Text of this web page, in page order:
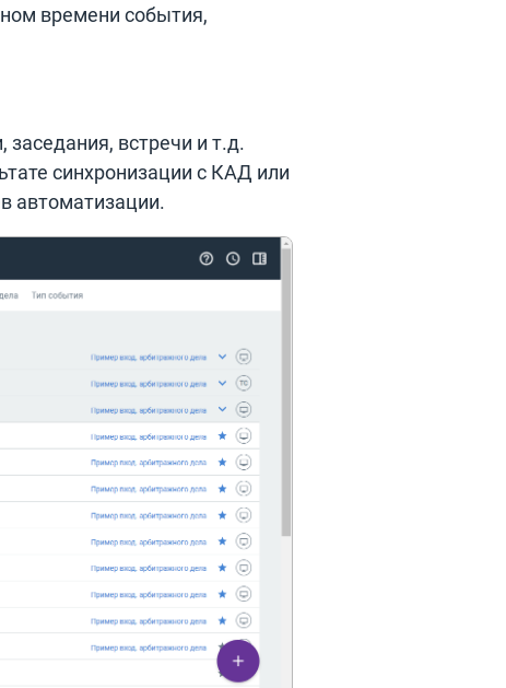
времени события,
встречи и т.д.
синхронизации с КАД или
автоматизации.